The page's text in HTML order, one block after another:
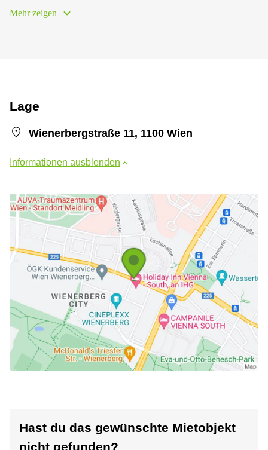
Mehr zeigen
Lage
Wienerbergstraße 11, 1100 Wien
Informationen ausblenden
Hast du das gewünschte Mietobjekt
nicht gefunden?